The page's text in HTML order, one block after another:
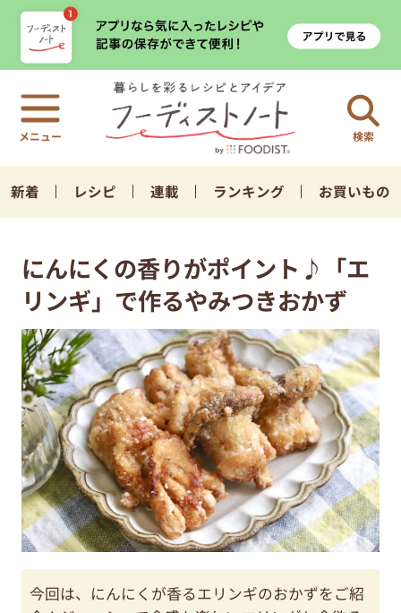
検索
新着 レシピ 連載 ランキング お買いもの
にんにくの香りがポイント♪「エ
リンギ」で作るやみつきおかず
今回は、にんにくが香るエリンギのおかずをご紹